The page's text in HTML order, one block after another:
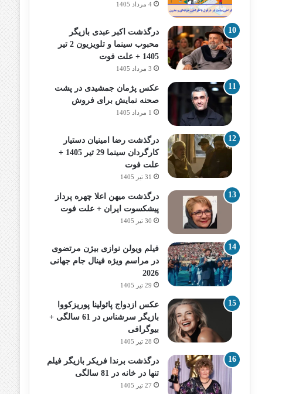
4 مرداد 1405
درگذشت اکبر عبدی بازیگر
محبوب سینما و تلویزیون 2 تیر
1405 + علت فوت
3 مرداد 1405
عکس پژمان جمشیدی در پشت
صحنه نمایش برای فروش
1 مرداد 1405
درگذشت رضا امینیان دستیار
کارگردان سینما 29 تیر 1405 +
علت فوت
31 تیر 1405
درگذشت میهن اعلا چهره پرداز
پیشکسوت ایران + علت فوت
30 تیر 1405
فیلم ویولن نوازی بیژن مرتضوی
در مراسم ویژه فینال جام جهانی
2026
29 تیر 1405
عکس ازدواج پائولینا پوریزکووا
بازیگر سرشناس در 61 سالگی +
بیوگرافی
28 تیر 1405
درگذشت برندا فریکر بازیگر فیلم
تنها در خانه در 81 سالگی
27 تیر 1405